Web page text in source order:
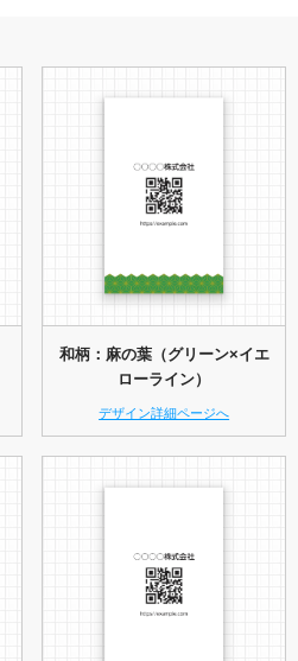
和柄：麻の葉（グリーン×イエ
ローライン）
デザイン詳細ページへ